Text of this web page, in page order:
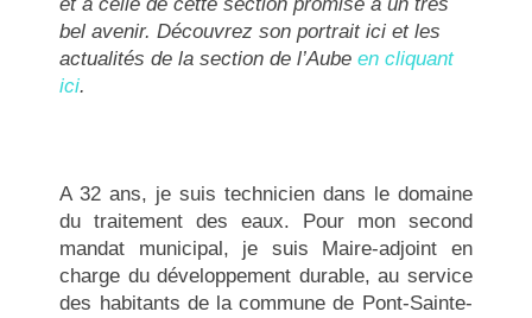
bel avenir. Découvrez son portrait ici et les
actualités de la section de l’Aubeen cliquant
ici.
A 32 ans, je suis technicien dans le domaine
du traitement des eaux. Pour mon second
mandat municipal, je suis Maire-adjoint en
charge du développement durable, au service
des habitants de la commune de Pont-Sainte-